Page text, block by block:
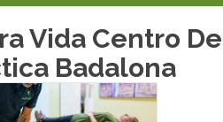
Vida Centro De
Badalona